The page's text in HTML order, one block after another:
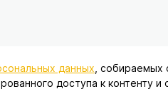
условиях не является
данных ,
доступа к контенту